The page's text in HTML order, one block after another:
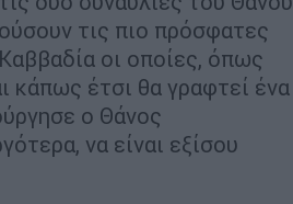
τις πιο πρόσφατες
οι οποίες, όπως
κάπως έτσι θα γραφτεί ένα
ο Θάνος
να είναι εξίσου